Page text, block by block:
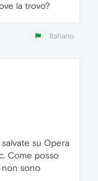
la trovo?
Italiano
su Opera
Come posso
non sono